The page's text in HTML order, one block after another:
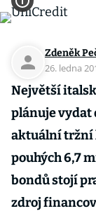
Zdeněk
26. ledna
Největší
plánuje vydat
aktuální tržní
pouhých 6,7
bondů stojí
zdroj